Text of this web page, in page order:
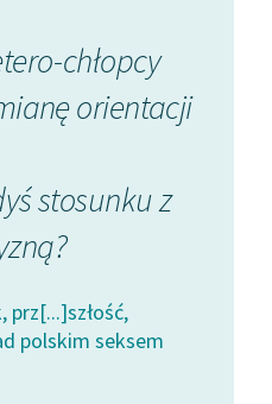
chłopcy
orientacji
stosunku z
prz[...]szłość,
polskim seksem